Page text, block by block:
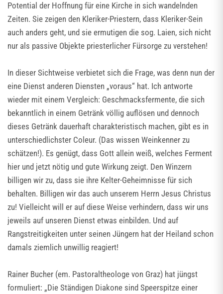
Potential der Hoffnung für eine Kirche in sich wandelnden
Zeiten. Sie zeigen den Kleriker-Priestern, dass Kleriker-Sein
auch anders geht, und sie ermutigen die sog. Laien, sich nicht
nur als passive Objekte priesterlicher Fürsorge zu verstehen!
In dieser Sichtweise verbietet sich die Frage, was denn nun der
eine Dienst anderen Diensten „voraus“ hat. Ich antworte
wieder mit einem Vergleich: Geschmacksfermente, die sich
bekanntlich in einem Getränk völlig auflösen und dennoch
dieses Getränk dauerhaft charakteristisch machen, gibt es in
unterschiedlichster Coleur. (Das wissen Weinkenner zu
schätzen!). Es genügt, dass Gott allein weiß, welches Ferment
hier und jetzt nötig und gute Wirkung zeigt. Den Winzern
billigen wir zu, dass sie ihre Kelter-Geheimnisse für sich
behalten. Billigen wir das auch unserem Herrn Jesus Christus
zu! Vielleicht will er auf diese Weise verhindern, dass wir uns
jeweils auf unseren Dienst etwas einbilden. Und auf
Rangstreitigkeiten unter seinen Jüngern hat der Heiland schon
damals ziemlich unwillig reagiert!
Rainer Bucher (em. Pastoraltheologe von Graz) hat jüngst
formuliert: „Die Ständigen Diakone sind Speerspitze einer